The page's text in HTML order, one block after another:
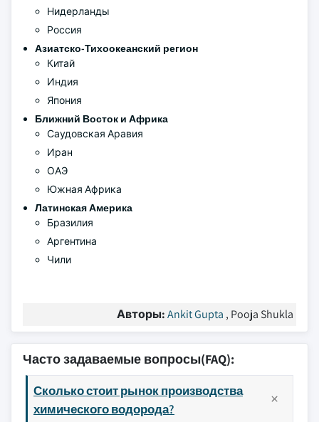
Нидерланды
Россия
Азиатско-Тихоокеанский регион
Китай
Индия
Япония
Ближний Восток и Африка
Саудовская Аравия
Иран
ОАЭ
Южная Африка
Латинская Америка
Бразилия
Аргентина
Чили
Авторы:Ankit Gupta , Pooja Shukla
Часто задаваемые вопросы(FAQ):
Сколько стоит рынок производства
химического водорода?